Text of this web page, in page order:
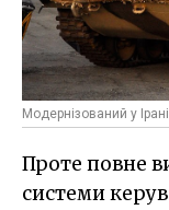
Модернізований у
Проте повне
системи